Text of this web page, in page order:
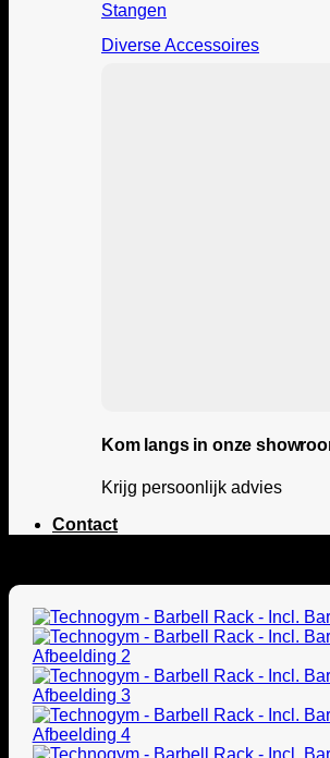
Stangen
Diverse Accessoires
Kom langs in onze
Krijg persoonlijk advies
Contact